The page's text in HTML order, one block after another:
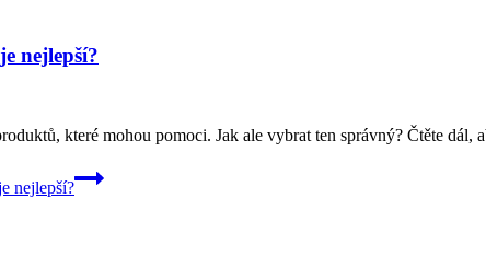
nejlepší?
které mohou pomoci. Jak ale vybrat ten správný? Čtěte dál,
nejlepší?